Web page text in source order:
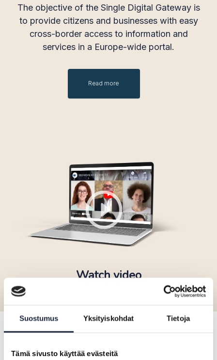
Suostumus Yksityiskohdat Tietoja
Tämä sivusto käyttää evästeitä
The objective of the Single Digital Gateway is
to provide citizens and businesses with easy
cross-border access to information and
services in a Europe-wide portal.
Read more
Watch video
Highlights